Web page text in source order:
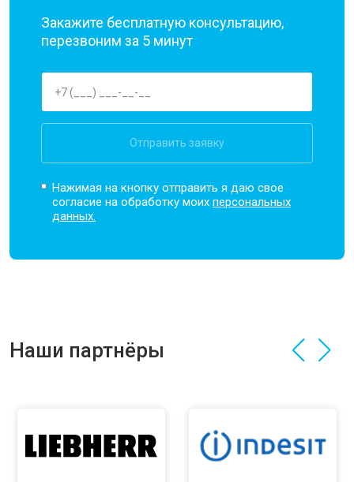
Закажите бесплатную консультацию,
перезвоним за 5 минут
Отправить заявку
Нажимая на кнопку отправить я даю свое
согласие на обработку моихперсональных
данных.
Наши партнёры